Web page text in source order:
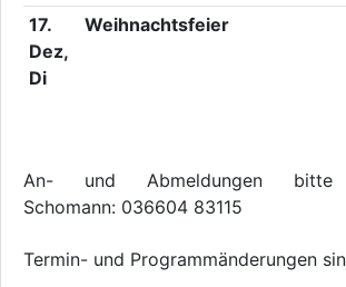
17.
Dez,
Di
Weihnachtsfeier
An- und Abmeldungen
Schomann: 036604 83115
Termin- und Programmänderungen